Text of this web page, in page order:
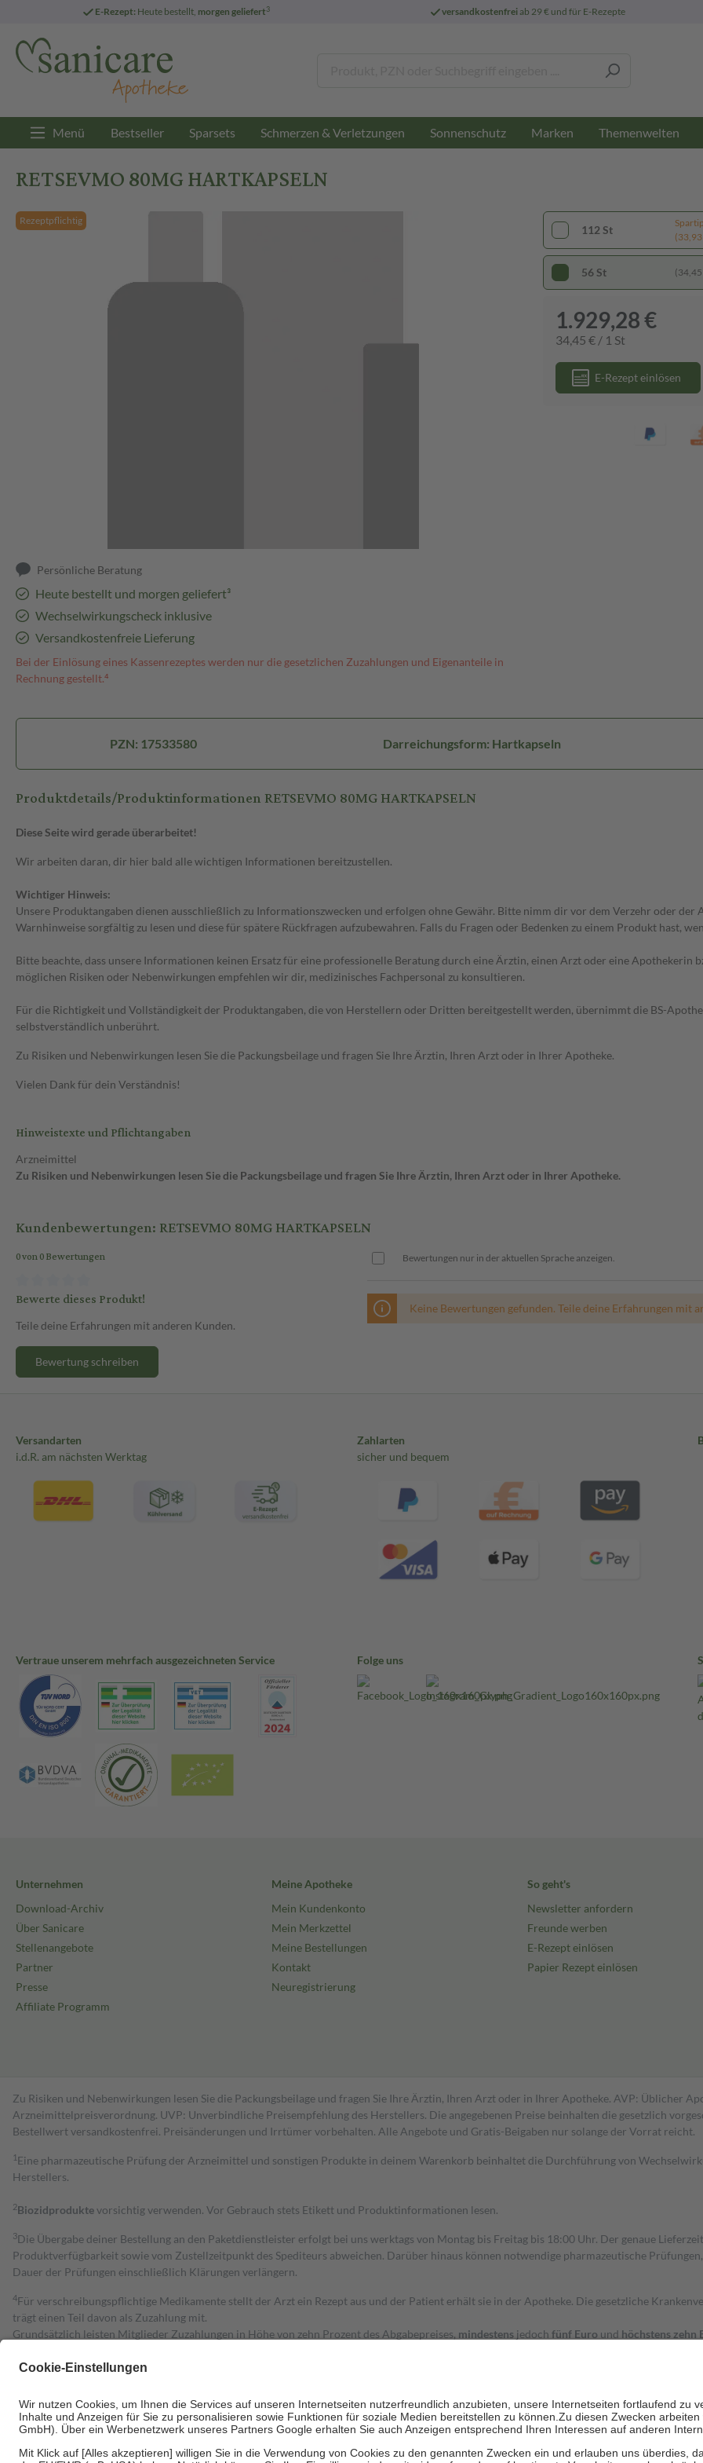
E-Rezept: Heute bestellt, morgen geliefert3 versandkostenfreiab 29 € und für E-Rezepte
Menü Bestseller Sparsets Schmerzen & Verletzungen Sonnenschutz Marken Themenwelten
RETSEVMO 80MG HARTKAPSELN
Rezeptpflichtig
Persönliche Beratung
Heute bestellt und morgen geliefert³
Wechselwirkungscheck inklusive
Versandkostenfreie Lieferung
Bei der Einlösung eines Kassenrezeptes werden nur die gesetzlichen Zuzahlungen und Eigenanteile in
Rechnung gestellt.⁴
112 St
(33,93
56 St (34,45
1.929,28 €
34,45 € / 1 St
E-Rezept einlösen
PZN: 17533580 Darreichungsform: Hartkapseln
Produktdetails/Produktinformationen RETSEVMO 80MG HARTKAPSELN
Diese Seite wird gerade überarbeitet!
Wir arbeiten daran, dir hier bald alle wichtigen Informationen bereitzustellen.
Wichtiger Hinweis:
Unsere Produktangaben dienen ausschließlich zu Informationszwecken und erfolgen ohne Gewähr. Bitte nimm dir vor dem Verzehr oder
Warnhinweise sorgfältig zu lesen und diese für spätere Rückfragen aufzubewahren. Falls du Fragen oder Bedenken zu einem Produkt hast,
Bitte beachte, dass unsere Informationen keinen Ersatz für eine professionelle Beratung durch eine Ärztin, einen Arzt oder eine Apothekerin
möglichen Risiken oder Nebenwirkungen empfehlen wir dir, medizinisches Fachpersonal zu konsultieren.
Für die Richtigkeit und Vollständigkeit der Produktangaben, die von Herstellern oder Dritten bereitgestellt werden, übernimmt die BS-
selbstverständlich unberührt.
Zu Risiken und Nebenwirkungen lesen Sie die Packungsbeilage und fragen Sie Ihre Ärztin, Ihren Arzt oder in Ihrer Apotheke.
Vielen Dank für dein Verständnis!
Hinweistexte und Pflichtangaben
Arzneimittel
Zu Risiken und Nebenwirkungen lesen Sie die Packungsbeilage und fragen Sie Ihre Ärztin, Ihren Arzt oder in Ihrer Apotheke.
Kundenbewertungen: RETSEVMO 80MG HARTKAPSELN
0 von 0 Bewertungen
Bewerte dieses Produkt!
Teile deine Erfahrungen mit anderen Kunden.
Bewertung schreiben
Bewertungen nur in der aktuellen Sprache anzeigen.
Keine Bewertungen gefunden. Teile deine Erfahrungen mit
Versandarten
i.d.R. am nächsten Werktag
Zahlarten
sicher und bequem
Vertraue unserem mehrfach ausgezeichneten Service Folge uns
Unternehmen
Download-Archiv
Über Sanicare
Stellenangebote
Partner
Presse
Affiliate Programm
Meine Apotheke
Mein Kundenkonto
Mein Merkzettel
Meine Bestellungen
Kontakt
Neuregistrierung
So geht's
Newsletter anfordern
Freunde werben
E-Rezept einlösen
Papier Rezept einlösen
Zu Risiken und Nebenwirkungen lesen Sie die Packungsbeilage und fragen Sie Ihre Ärztin, Ihren Arzt oder in Ihrer Apotheke. AVP: Üblicher
Arzneimittelpreisverordnung. UVP: Unverbindliche Preisempfehlung des Herstellers. Die angegebenen Preise beinhalten die gesetzlich
Bestell­wert versand­kosten­frei. Preisänderungen und Irrtümer vorbehalten. Alle Angebote und Gratis-Beigaben nur solange der Vorrat reicht.
1 Eine pharmazeutische Prüfung der Arzneimittel und sonstigen Produkte in deinem Warenkorb beinhaltet die Durchführung von
Herstellers.
2Biozidproduktevorsichtig verwenden. Vor Gebrauch stets Etikett und Produktinformationen lesen.
3Die Übergabe deiner Bestellung an den Paketdienstleister erfolgt bei uns werktags von Montag bis Freitag bis 18:00 Uhr. Der genaue
Produktverfügbarkeit sowie vom Zustellzeitpunkt des Spediteurs abweichen. Darüber hinaus können notwendige pharmazeutische
Dauer der Prüfungen einschließlich Klärungen verlängern.
4Für verschreibungspflichtige Medikamente stellt der Arzt ein Rezept aus und der Patient erhält sie in der Apotheke. Die gesetzliche
trägt einen Teil davon als Zuzahlung mit.
Grundsätzlich leisten Mitglieder Zuzahlungen in Höhe von zehn Prozent des Abgabepreises, mindestens jedoch fünf Euro und höchstens zehn
Diese Regeln gelten grundsätzlich auch für Online-Apotheken.
Um das Engagement der Versicherten für ihre eigene Gesundheit zu stärken und die besondere Stellung der Familie zu unterstützen, fallen
• Kindern und Jugendlichen bis zum vollendeten 18. Lebensjahr mit Ausnahme der Fahrkosten
• Untersuchungen zur Vorsorge und Früherkennung, die von der GKV getragen werden
• empfohlenen Schutzimpfungen